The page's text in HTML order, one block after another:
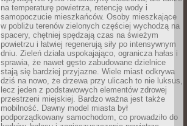
na temperaturę powietrza, retencję wody i
samopoczucie mieszkańców. Osoby mieszkające
w pobliżu terenów zielonych częściej wychodzą na
spacery, chętniej spędzają czas na świeżym
powietrzu i łatwiej regenerują siły po intensywnym
dniu. Zieleń działa uspokajająco, ogranicza hałas i
sprawia, że nawet gęsto zabudowane dzielnice
stają się bardziej przyjazne. Wiele miast odkrywa
dziś na nowo, że drzewa przy ulicach to nie luksus,
lecz jeden z podstawowych elementów zdrowej
przestrzeni miejskiej. Bardzo ważna jest także
mobilność. Dawny model miasta był
podporządkowany samochodom, co prowadziło do